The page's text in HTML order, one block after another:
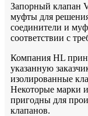
Запорный клапан
муфты для
соединители и
соответствии с
Компания HL
указанную
изолированные
Некоторые марки
пригодны для
клапанов.